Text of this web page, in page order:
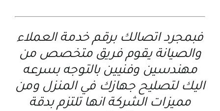
فبمجرد اتصالك برقم خدمة العملاء
والصيانة يقوم فريق متخصص من
مهندسين وفنيين بالتوجه بسرعه
اليك لتصليح جهازك في المنزل ومن
مميزات الشركة انها تلتزم بدقة